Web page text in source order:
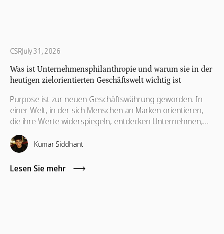
CSRJuly 31, 2026
Was ist Unternehmensphilanthropie und warum sie in der
heutigen zielorientierten Geschäftswelt wichtig ist
Purpose ist zur neuen Geschäftswährung geworden. In
einer Welt, in der sich Menschen an Marken orientieren,
die ihre Werte widerspiegeln, entdecken Unternehmen,
dass dauerhafter Erfolg nicht allein durch Gewinne
definiert wird, sondern durch die positive Wirkung, die sie
erzielen, und durch die Prinzipien, für die sie stehen.
Dieser Wandel hat zu einer starken Bewegung geführt:
Kumar Siddhant
Lesen Sie mehr